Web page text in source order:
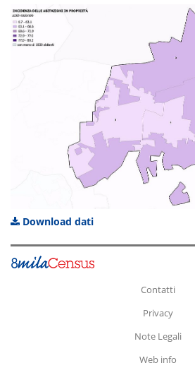
Download dati
Contatti
Privacy
Note Legali
Web info